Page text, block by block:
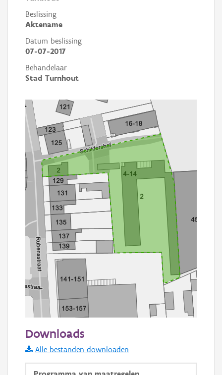
Beslissing
Aktename
Datum beslissing
07-07-2017
Behandelaar
Stad Turnhout
Informatie Vlaanderen
i
Downloads
Alle bestanden downloaden